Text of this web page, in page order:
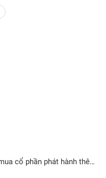
GMD: Nghị quyết HĐQT về việc nhận chuyển nhượng cổ phần và mua cổ phần phát hành thêm của Công ty NPS